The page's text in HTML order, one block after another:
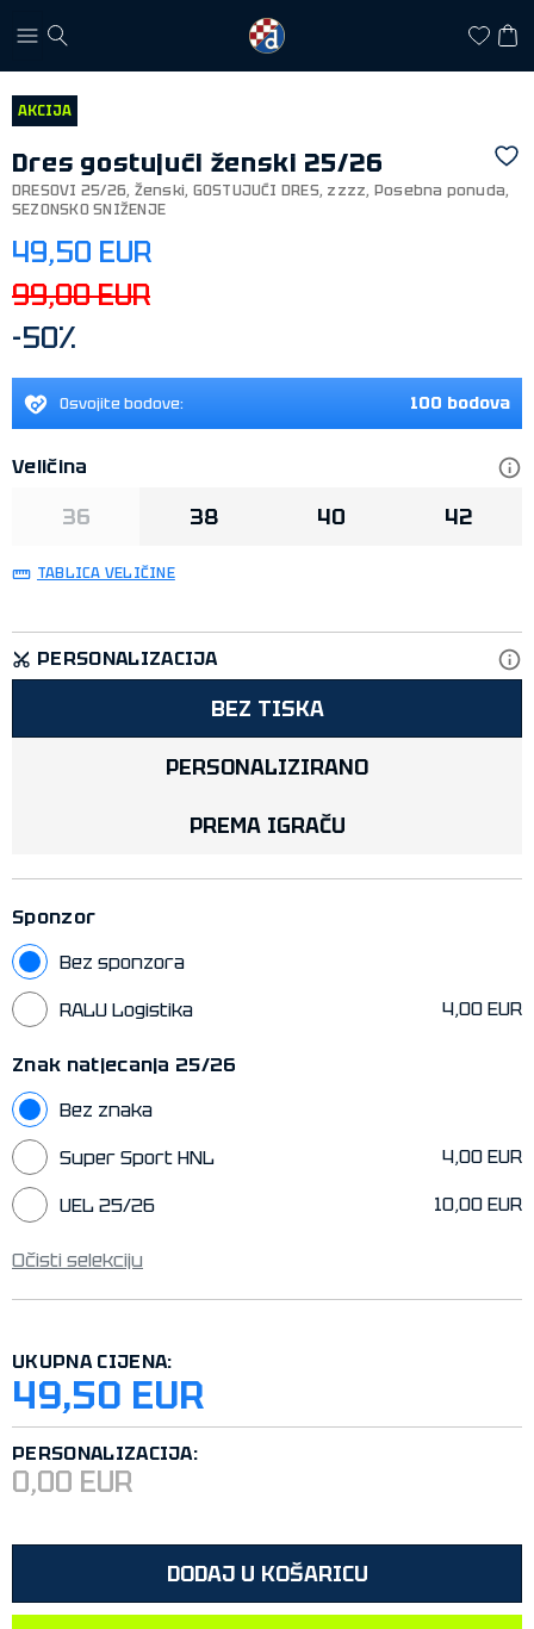
AKCIJA
Dres gostujući ženski 25/26
DRESOVI 25/26, Ženski, GOSTUJUĆI DRES, zzzz, Posebna ponuda,
SEZONSKO SNIŽENJE
49,50 EUR
99,00 EUR
-50%
Osvojite bodove: 100 bodova
Veličina
36 38 40 42
TABLICA VELIČINE
PERSONALIZACIJA
BEZ TISKA
PERSONALIZIRANO
PREMA IGRAČU
Sponzor
Bez sponzora
RALU Logistika
4,00 EUR
Znak natjecanja 25/26
Bez znaka
Super Sport HNL
4,00 EUR
UEL 25/26
10,00 EUR
Očisti selekciju
UKUPNA CIJENA:
49,50 EUR
PERSONALIZACIJA:
0,00 EUR
DODAJ U KOŠARICU